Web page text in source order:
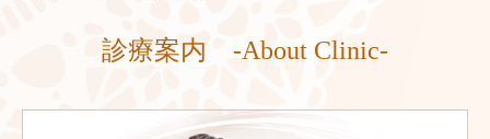
院内紹介
診療時間・アクセス
診療案内 -About Clinic-